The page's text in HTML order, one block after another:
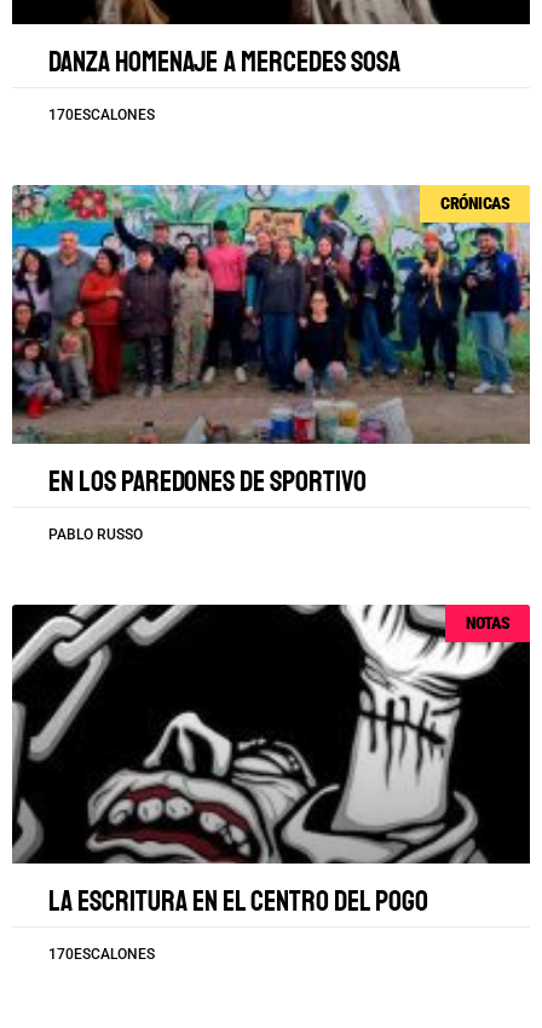
Danza homenaje a Mercedes Sosa
170ESCALONES
CRÓNICAS
En los paredones de Sportivo
PABLO RUSSO
NOTAS
La escritura en el centro del pogo
170ESCALONES